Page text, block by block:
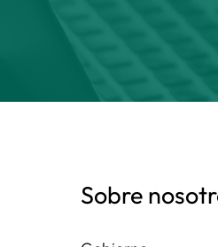
Sobre